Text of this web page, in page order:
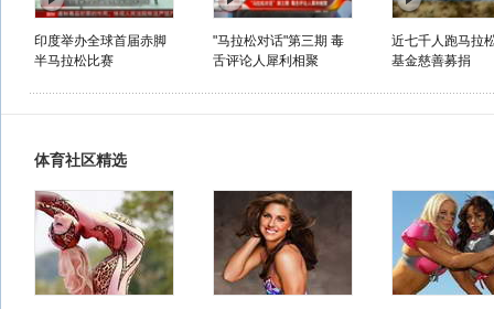
印度举办全球首届赤脚
半马拉松比赛
"马拉松对话"第三期 毒
舌评论人犀利相聚
近七千人跑马拉
基金慈善募捐
体育社区精选